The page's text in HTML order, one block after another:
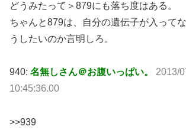
どうみたって＞879にも落ち度はある。
ちゃんと879は、自分の遺伝子が入って
うしたいのか言明しろ。
940: 名無しさん＠お腹いっぱい。 2013/
10:45:36.00
>>939